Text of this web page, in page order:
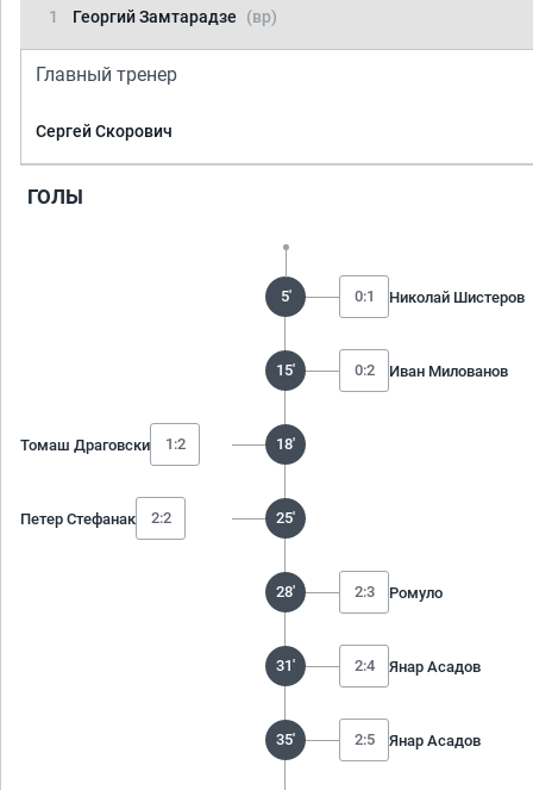
1 Георгий Замтарадзе (вр)
Главный тренер
Сергей Скорович
ГОЛЫ
5' 0:1 Николай Шистеров
15' 0:2 Иван Милованов
Томаш Драговски 1:2 18'
Петер Стефанак 2:2 25'
28' 2:3 Ромуло
31' 2:4 Янар Асадов
35' 2:5 Янар Асадов